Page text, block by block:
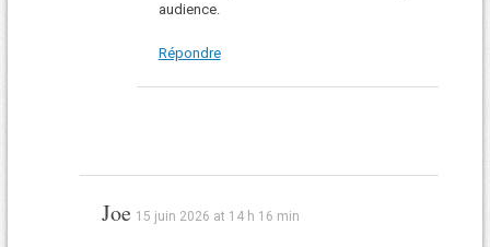
audience.
Répondre
Joe 15 juin 2026 at 14 h 16 min